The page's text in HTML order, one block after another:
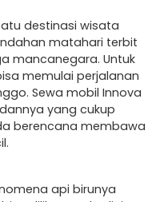
destinasi wisata
matahari terbit
mancanegara. Untuk
memulai perjalanan
Sewa mobil Innova
yang cukup
berencana membawa
api birunya